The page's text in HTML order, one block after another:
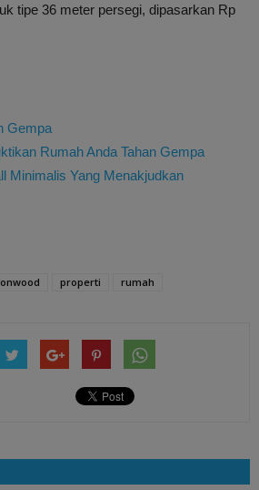
tipe 36 meter persegi, dipasarkan Rp
Gempa
Rumah Anda Tahan Gempa
Minimalis Yang Menakjudkan
properti rumah